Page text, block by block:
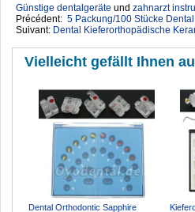
Günstige dentalgeräte ‎ und zahnarzt
Précédent: 5 Packung/100 Stücke
Suivant: Dental Kieferorthopädische
Vielleicht gefällt Ihnen
Dental Orthodontic Sapphire